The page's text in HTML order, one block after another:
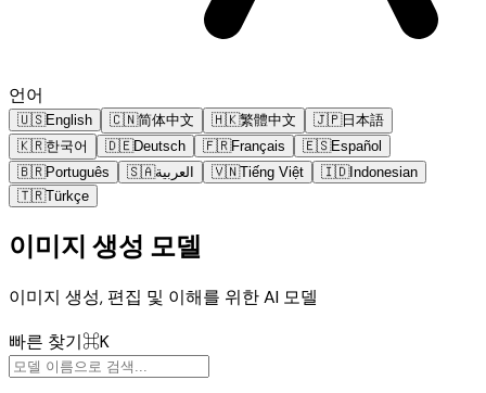
언어
🇺🇸English 🇨🇳简体中文 🇭🇰繁體中文 🇯🇵日本語
🇰🇷한국어 🇩🇪Deutsch 🇫🇷Français 🇪🇸Español
🇧🇷Português 🇸🇦العربية 🇻🇳Tiếng Việt 🇮🇩Indonesian
🇹🇷Türkçe
이미지 생성 모델
이미지 생성, 편집 및 이해를 위한 AI 모델
빠른 찾기⌘K